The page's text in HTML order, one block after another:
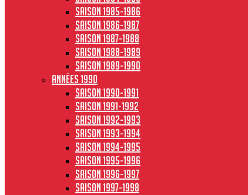
Saison 1985-1986
Saison 1986-1987
Saison 1987-1988
Saison 1988-1989
Saison 1989-1990
Années 1990
Saison 1990-1991
Saison 1991-1992
Saison 1992-1993
Saison 1993-1994
Saison 1994-1995
Saison 1995-1996
Saison 1996-1997
Saison 1997-1998